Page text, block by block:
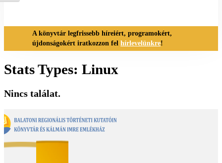
A könyvtár legfrissebb híreiért, programokért,
újdonságokért iratkozzon felhírlevelünkre!
Stats Types: Linux
Nincs találat.